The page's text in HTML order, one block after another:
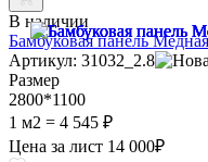
В наличии
Бамбуковая панель
Артикул: 31032_2.8
Размер
2800*1100
1 м2 = 4 545 ₽
Цена за лист 14 000₽